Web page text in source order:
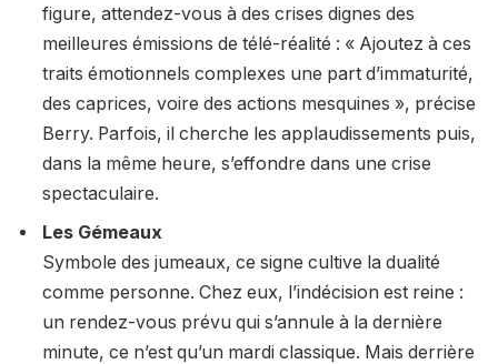
figure, attendez-vous à des crises dignes des
meilleures émissions de télé-réalité : « Ajoutez à ces
traits émotionnels complexes une part d’immaturité,
des caprices, voire des actions mesquines », précise
Berry. Parfois, il cherche les applaudissements puis,
dans la même heure, s’effondre dans une crise
spectaculaire.
Les Gémeaux
Symbole des jumeaux, ce signe cultive la dualité
comme personne. Chez eux, l’indécision est reine :
un rendez-vous prévu qui s’annule à la dernière
minute, ce n’est qu’un mardi classique. Mais derrière